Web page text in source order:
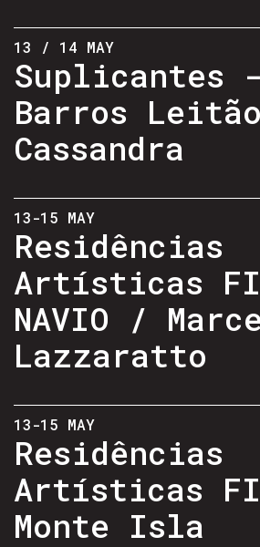
13 / 14 MAY
Suplicantes
Barros
Cassandra
13-15 MAY
Residências
Artísticas
NAVIO /
Lazzaratto
13-15 MAY
Residências
Artísticas
Monte Isla